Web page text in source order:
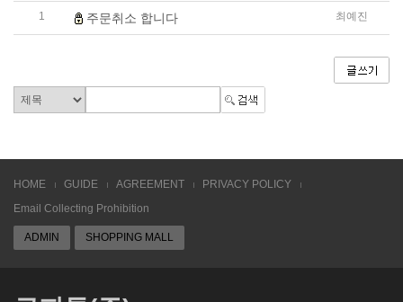
1 주문취소 합니다 최예진
HOME GUIDE AGREEMENT
PRIVACY POLICY
Email Collecting Prohibition
ADMIN SHOPPING MALL